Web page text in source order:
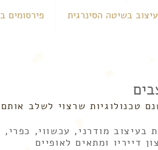
עיצוב בשיטה הסינרגית פירסומים
טכנולוגיות שרצוי לשלב
בעיצוב מודרני, עכשווי,
דייריו ומתאים לאופיים